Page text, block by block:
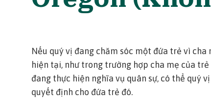
Nếu quý vị đang chăm sóc một đứa trẻ vì
hiện tại, như trong trường hợp cha mẹ của
đang thực hiện nghĩa vụ quân sự, có thể quý
quyết định cho đứa trẻ đó.